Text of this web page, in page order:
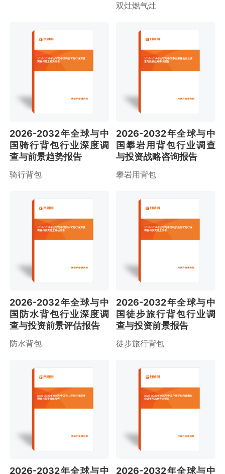
双灶燃气灶
2026-2032年全球与中国骑行背包行业深度
调查与前景趋势报告
2026-2032年全球与中
国骑行背包行业深度调
查与前景趋势报告
骑行背包
2026-2032年全球与中国攀岩用背包行业调
查与投资战略咨询报告
2026-2032年全球与中
国攀岩用背包行业调查
与投资战略咨询报告
攀岩用背包
2026-2032年全球与中国防水背包行业深度
调查与投资前景评估报告
2026-2032年全球与中
国防水背包行业深度调
查与投资前景评估报告
防水背包
2026-2032年全球与中国徒步旅行背包行业
调查与投资前景报告
2026-2032年全球与中
国徒步旅行背包行业调
查与投资前景报告
徒步旅行背包
2026-2032年全球与中国登山背包行业深度
调查与投资战略报告
2026-2032年全球与中
2026-2032年全球与中国户外背包和背囊行
业调查与战略咨询报告
2026-2032年全球与中